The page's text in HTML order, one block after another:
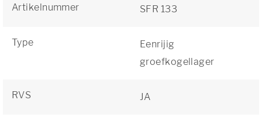
Artikelnummer SFR 133
Type
Eenrijig
groefkogellager
RVS JA